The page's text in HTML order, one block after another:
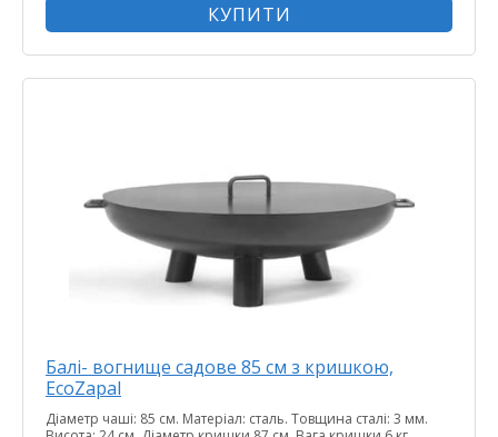
КУПИТИ
Балі- вогнище садове 85 см з кришкою,
EcoZapal
Діаметр чаші: 85 см. Матеріал: сталь. Товщина сталі: 3 мм.